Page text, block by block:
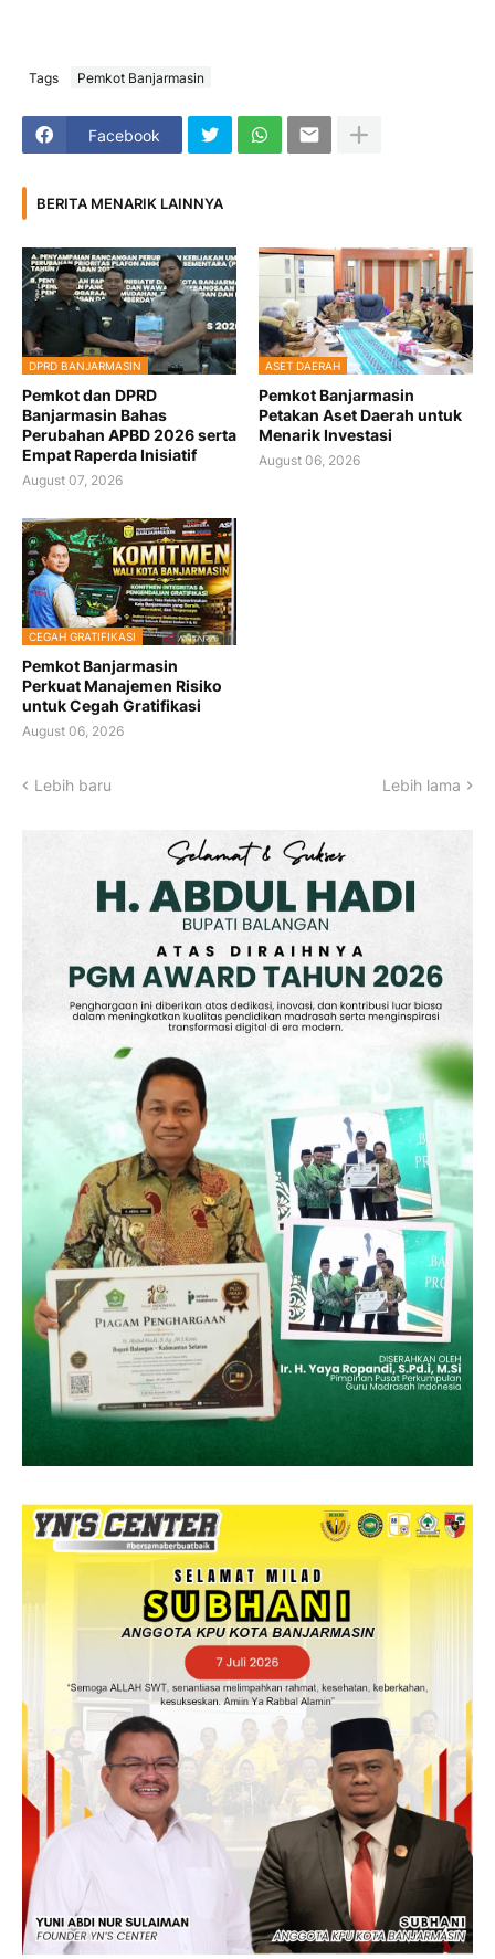
Tags Pemkot Banjarmasin
Facebook
BERITA MENARIK LAINNYA
DPRD BANJARMASIN
Pemkot dan DPRD
Banjarmasin Bahas
Perubahan APBD 2026 serta
Empat Raperda Inisiatif
August 07, 2026
ASET DAERAH
Pemkot Banjarmasin
Petakan Aset Daerah untuk
Menarik Investasi
August 06, 2026
CEGAH GRATIFIKASI
Pemkot Banjarmasin
Perkuat Manajemen Risiko
untuk Cegah Gratifikasi
August 06, 2026
Lebih baru Lebih lama